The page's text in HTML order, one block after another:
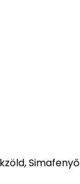
Simafenyő